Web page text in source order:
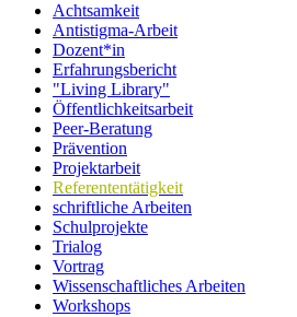
Achtsamkeit
Antistigma-Arbeit
Dozent*in
Erfahrungsbericht
"Living Library"
Öffentlichkeitsarbeit
Peer-Beratung
Prävention
Projektarbeit
Referententätigkeit
schriftliche Arbeiten
Schulprojekte
Trialog
Vortrag
Wissenschaftliches Arbeiten
Workshops